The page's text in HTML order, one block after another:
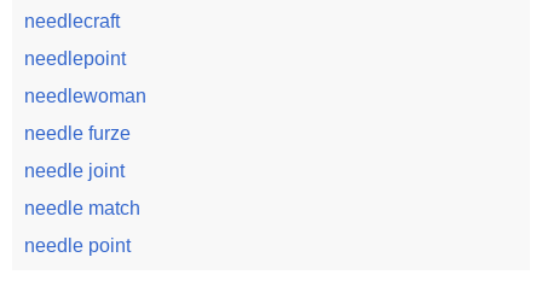
needlecraft
needlepoint
needlewoman
needle furze
needle joint
needle match
needle point